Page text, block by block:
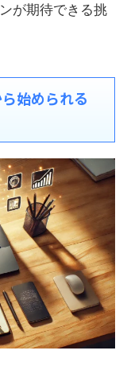
が期待できる挑
始められる